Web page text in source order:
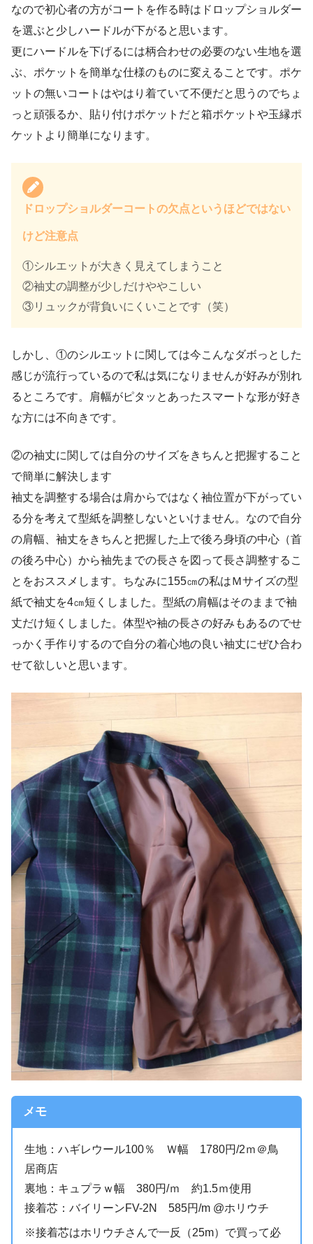
なので初心者の方がコートを作る時はドロップショルダー
を選ぶと少しハードルが下がると思います。
更にハードルを下げるには柄合わせの必要のない生地を選
ぶ、ポケットを簡単な仕様のものに変えることです。ポケ
ットの無いコートはやはり着ていて不便だと思うのでちょ
っと頑張るか、貼り付けポケットだと箱ポケットや玉縁ポ
ケットより簡単になります。
ドロップショルダーコートの欠点というほどではない
けど注意点
①シルエットが大きく見えてしまうこと
②袖丈の調整が少しだけややこしい
③リュックが背負いにくいことです（笑）
しかし、①のシルエットに関しては今こんなダボっとした
感じが流行っているので私は気になりませんが好みが別れ
るところです。肩幅がピタッとあったスマートな形が好き
な方には不向きです。
②の袖丈に関しては自分のサイズをきちんと把握すること
で簡単に解決します
袖丈を調整する場合は肩からではなく袖位置が下がってい
る分を考えて型紙を調整しないといけません。なので自分
の肩幅、袖丈をきちんと把握した上で後ろ身頃の中心（首
の後ろ中心）から袖先までの長さを図って長さ調整するこ
とをおススメします。ちなみに155㎝の私はＭサイズの型
紙で袖丈を4㎝短くしました。型紙の肩幅はそのままで袖
丈だけ短くしました。体型や袖の長さの好みもあるのでせ
っかく手作りするので自分の着心地の良い袖丈にぜひ合わ
せて欲しいと思います。
メモ
生地：ハギレウール100％ Ｗ幅 1780円/2ｍ＠鳥
居商店
裏地：キュプラｗ幅 380円/ｍ 約1.5ｍ使用
接着芯：バイリーンFV-2N 585円/m @ホリウチ
※接着芯はホリウチさんで一反（25m）で買って必